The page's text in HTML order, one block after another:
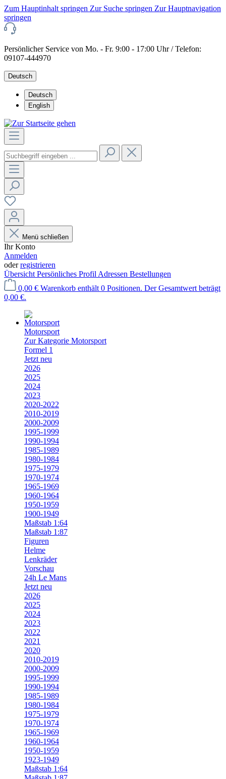
Zum Hauptinhalt springen Zur Suche springen Zur Hauptnavigation
springen
Persönlicher Service von Mo. - Fr. 9:00 - 17:00 Uhr / Telefon:
09107-444970
Deutsch
Deutsch
English
Menü schließen
Ihr Konto
Anmelden
oderregistrieren
Übersicht Persönliches Profil Adressen Bestellungen
0,00 € Warenkorb enthält 0 Positionen. Der Gesamtwert beträgt
0,00 €.
Motorsport
Zur Kategorie Motorsport
Formel 1
Jetzt neu
2026
2025
2024
2023
2020-2022
2010-2019
2000-2009
1995-1999
1990-1994
1985-1989
1980-1984
1975-1979
1970-1974
1965-1969
1960-1964
1950-1959
1900-1949
Maßstab 1:64
Maßstab 1:87
Figuren
Helme
Lenkräder
Vorschau
24h Le Mans
Jetzt neu
2026
2025
2024
2023
2022
2021
2020
2010-2019
2000-2009
1995-1999
1990-1994
1985-1989
1980-1984
1975-1979
1970-1974
1965-1969
1960-1964
1950-1959
1923-1949
Maßstab 1:64